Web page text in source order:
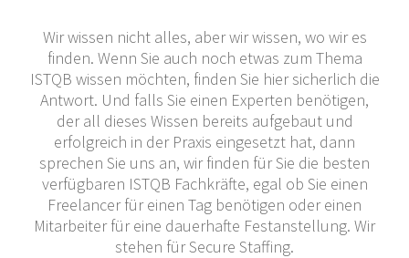
Wir wissen nicht alles, aber wir wissen, wo wir es
finden. Wenn Sie auch noch etwas zum Thema
ISTQB wissen möchten, finden Sie hier sicherlich die
Antwort. Und falls Sie einen Experten benötigen,
der all dieses Wissen bereits aufgebaut und
erfolgreich in der Praxis eingesetzt hat, dann
sprechen Sie uns an, wir finden für Sie die besten
verfügbaren ISTQB Fachkräfte, egal ob Sie einen
Freelancer für einen Tag benötigen oder einen
Mitarbeiter für eine dauerhafte Festanstellung. Wir
stehen für Secure Staffing.